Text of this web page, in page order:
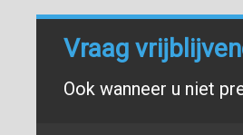
Vraag
Ook wanneer u niet